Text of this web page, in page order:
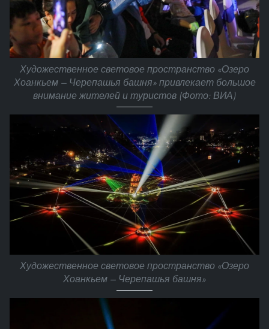
Художественное световое пространство «Озеро
Хоанкьем — Черепашья башня» привлекает большое
внимание жителей и туристов (Фото: ВИА)
Художественное световое пространство «Озеро
Хоанкьем — Черепашья башня»